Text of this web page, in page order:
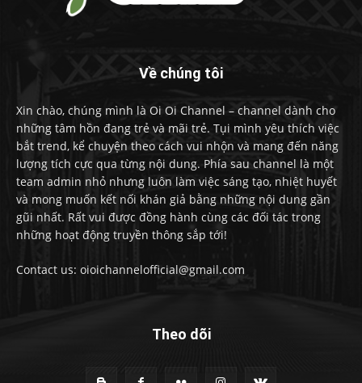
Về chúng tôi
Xin chào, chúng mình là Oi Oi Channel – channel dành cho
những tâm hồn đang trẻ và mãi trẻ. Tụi mình yêu thích việc
bắt trend, kể chuyện theo cách vui nhộn và mang đến năng
lượng tích cực qua từng nội dung. Phía sau channel là một
team admin nhỏ nhưng luôn làm việc sáng tạo, nhiệt huyết
và mong muốn kết nối khán giả bằng những nội dung gần
gũi nhất. Rất vui được đồng hành cùng các đối tác trong
những hoạt động truyền thông sắp tới!
Contact us: oioichannelofficial@gmail.com
Theo dõi